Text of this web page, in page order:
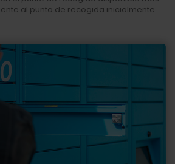
al punto de recogida inicialmente